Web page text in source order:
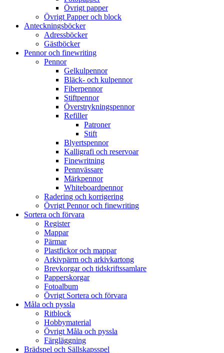
Övrigt papper
Övrigt Papper och block
Anteckningsböcker
Adressböcker
Gästböcker
Pennor och finewriting
Pennor
Gelkulpennor
Bläck- och kulpennor
Fiberpennor
Stiftpennor
Överstrykningspennor
Refiller
Patroner
Stift
Blyertspennor
Kalligrafi och reservoar
Finewritning
Pennvässare
Märkpennor
Whiteboardpennor
Radering och korrigering
Övrigt Pennor och finewriting
Sortera och förvara
Register
Mappar
Pärmar
Plastfickor och mappar
Arkivpärm och arkivkartong
Brevkorgar och tidskriftssamlare
Papperskorgar
Fotoalbum
Övrigt Sortera och förvara
Måla och pyssla
Ritblock
Hobbymaterial
Övrigt Måla och pyssla
Färgläggning
Brädspel och Sällskapsspel